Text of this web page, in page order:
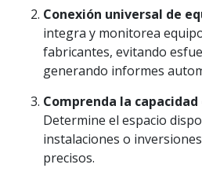
Conexión universal de
integra y monitorea
fabricantes, evitando
generando informes
Comprenda la
Determine el espacio
instalaciones o
precisos.